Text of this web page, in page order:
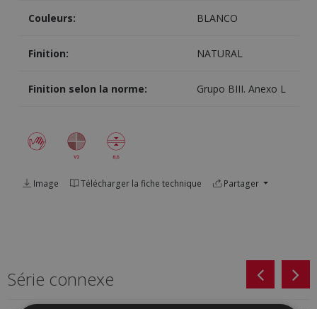
Couleurs: BLANCO
Finition: NATURAL
Finition selon la norme: Grupo BIII. Anexo L
Image Télécharger la fiche technique Partager
Série connexe